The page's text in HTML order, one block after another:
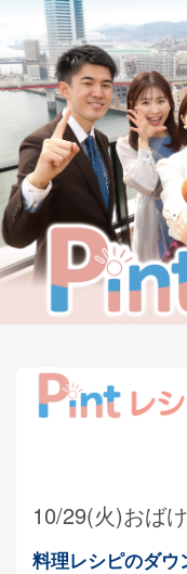
10/29(火)おば
料理レシピのダウ